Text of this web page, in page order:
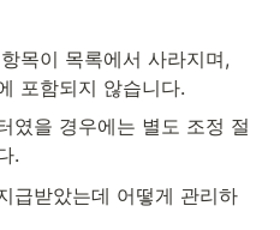
목이 목록에서 사라지며,
포함되지 않습니다.
였을 경우에는 별도 조정 절
.
급받았는데 어떻게 관리하